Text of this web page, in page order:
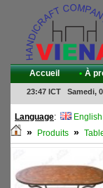
Accueil • À
23:47 ICT Samedi,
Language: English
» Produits »